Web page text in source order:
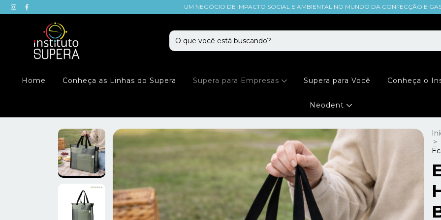
UM NEGÓCIO DE IMPACTO SOCIAL E AMBIENTAL NO MUNDO DA CONFECÇÃO E
Home Conheça as Linhas do Supera Supera para Empresas Supera para Você Conheça o
Neodent
>